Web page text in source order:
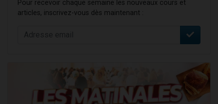
Pour recevoir chaque semaine les nouveaux cours et
articles, inscrivez-vous dès maintenant :